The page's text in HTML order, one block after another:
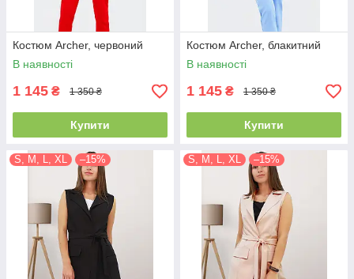
Костюм Archer, червоний
В наявності
1 145 ₴ 1 350 ₴
Купити
Костюм Archer, блакитний
В наявності
1 145 ₴ 1 350 ₴
Купити
S, M, L, XL –15% S, M, L, XL –15%